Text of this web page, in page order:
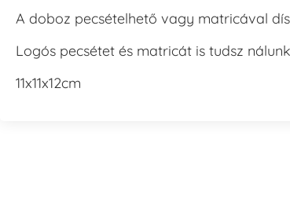
A doboz pecsételhető vagy matricával
Logós pecsétet és matricát is tudsz
11x11x12cm